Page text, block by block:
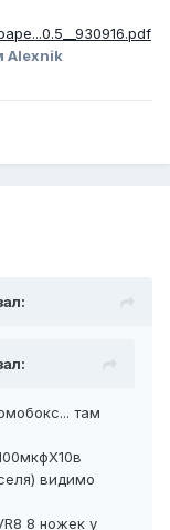
Alexnik
там
видимо
8 ножек у